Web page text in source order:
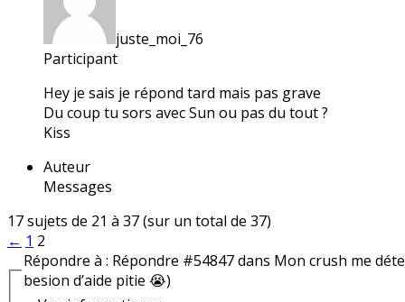
juste_moi_76
Participant
Hey je sais je répond tard mais pas grave
Du coup tu sors avec Sun ou pas du tout ?
Kiss
Auteur
Messages
17 sujets de 21 à 37 (sur un total de 37)
← 1 2
Répondre à : Répondre #54847 dans Mon crush me
besion d’aide pitie 😭)